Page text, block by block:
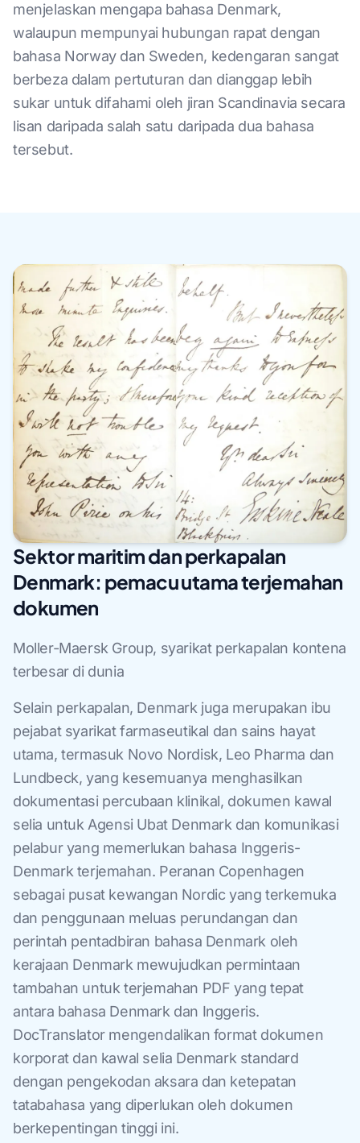
menjelaskan mengapa bahasa Denmark,
walaupun mempunyai hubungan rapat dengan
bahasa Norway dan Sweden, kedengaran sangat
berbeza dalam pertuturan dan dianggap lebih
sukar untuk difahami oleh jiran Scandinavia secara
lisan daripada salah satu daripada dua bahasa
tersebut.
Sektor maritim dan perkapalan
Denmark: pemacu utama terjemahan
dokumen
Moller-Maersk Group, syarikat perkapalan kontena
terbesar di dunia
Selain perkapalan, Denmark juga merupakan ibu
pejabat syarikat farmaseutikal dan sains hayat
utama, termasuk Novo Nordisk, Leo Pharma dan
Lundbeck, yang kesemuanya menghasilkan
dokumentasi percubaan klinikal, dokumen kawal
selia untuk Agensi Ubat Denmark dan komunikasi
pelabur yang memerlukan bahasa Inggeris-
Denmark terjemahan. Peranan Copenhagen
sebagai pusat kewangan Nordic yang terkemuka
dan penggunaan meluas perundangan dan
perintah pentadbiran bahasa Denmark oleh
kerajaan Denmark mewujudkan permintaan
tambahan untuk terjemahan PDF yang tepat
antara bahasa Denmark dan Inggeris.
DocTranslator mengendalikan format dokumen
korporat dan kawal selia Denmark standard
dengan pengekodan aksara dan ketepatan
tatabahasa yang diperlukan oleh dokumen
berkepentingan tinggi ini.